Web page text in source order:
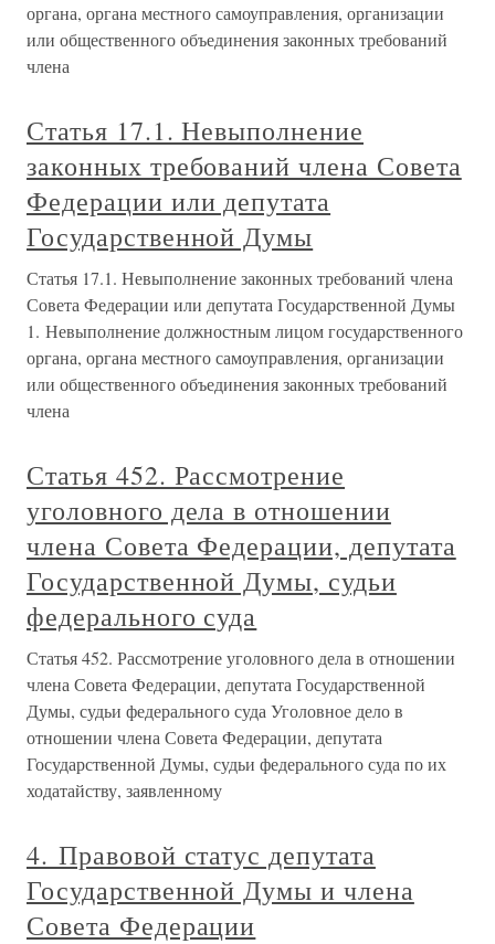
органа, органа местного самоуправления, организации
или общественного объединения законных требований
члена
Статья 17.1. Невыполнение
законных требований члена Совета
Федерации или депутата
Государственной Думы
Статья 17.1. Невыполнение законных требований члена
Совета Федерации или депутата Государственной Думы
1. Невыполнение должностным лицом государственного
органа, органа местного самоуправления, организации
или общественного объединения законных требований
члена
Статья 452. Рассмотрение
уголовного дела в отношении
члена Совета Федерации, депутата
Государственной Думы, судьи
федерального суда
Статья 452. Рассмотрение уголовного дела в отношении
члена Совета Федерации, депутата Государственной
Думы, судьи федерального суда Уголовное дело в
отношении члена Совета Федерации, депутата
Государственной Думы, судьи федерального суда по их
ходатайству, заявленному
4. Правовой статус депутата
Государственной Думы и члена
Совета Федерации